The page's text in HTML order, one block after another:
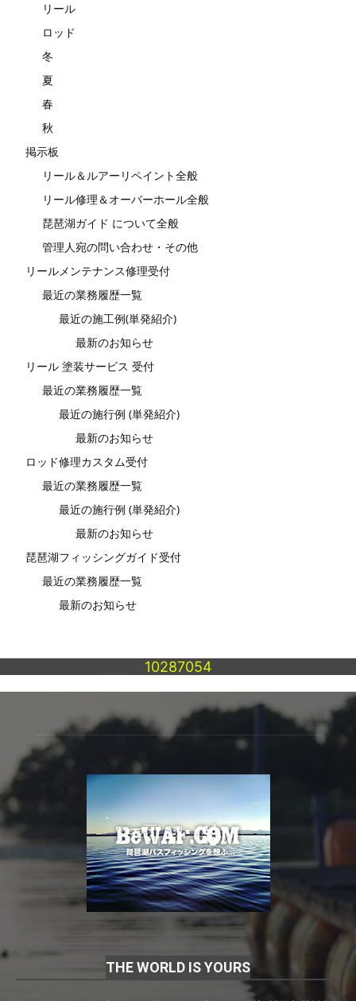
リール
ロッド
冬
夏
春
秋
掲示板
リール＆ルアーリペイント全般
リール修理＆オーバーホール全般
琵琶湖ガイド について全般
管理人宛の問い合わせ・その他
リールメンテナンス修理受付
最近の業務履歴一覧
最近の施工例(単発紹介)
最新のお知らせ
リール 塗装サービス 受付
最近の業務履歴一覧
最近の施行例 (単発紹介)
最新のお知らせ
ロッド修理カスタム受付
最近の業務履歴一覧
最近の施行例 (単発紹介)
最新のお知らせ
琵琶湖フィッシングガイド受付
最近の業務履歴一覧
最新のお知らせ
10287054
THE WORLD IS YOURS